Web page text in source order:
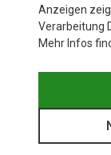
Anzeigen
Verarbeitung
Mehr Infos